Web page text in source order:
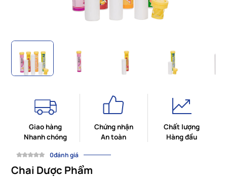
Giao hàng
Nhanh chóng
Chứng nhận
An toàn
Chất lượng
Hàng đầu
0đánh giá
Chai Dược Phẩm